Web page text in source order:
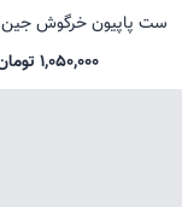
ست پاپیون خرگوش جین
1,050,000 تومان